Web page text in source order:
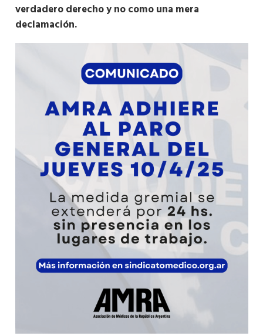
verdadero derecho y no como una mera
declamación.